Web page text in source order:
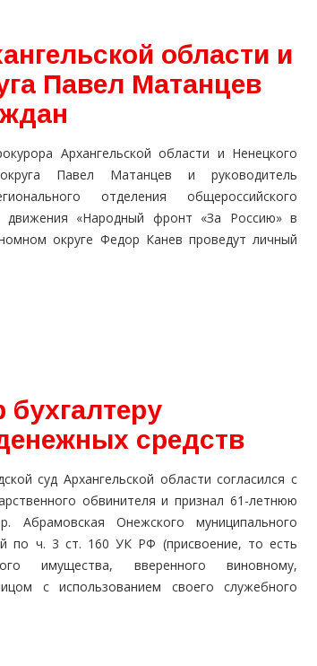
области и
Павел Матанцев
Архангельской области и Ненецкого
Павел Матанцев и руководитель
отделения общероссийского
движения «Народный фронт «За Россию» в
округе Федор Канев проведут личный
бухгалтеру
средств
суд Архангельской области согласился с
обвинителя и признал 61-летнюю
Абрамовская Онежского муниципального
по ч. 3 ст. 160 УК РФ (присвоение, то есть
имущества, вверенного виновному,
с использованием своего служебного